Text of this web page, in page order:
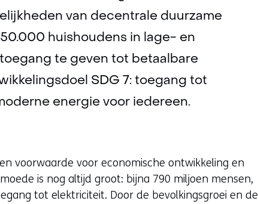
van decentrale duurzame
huishoudens in lage- en
te geven tot betaalbare
SDG 7: toegang tot
energie voor iedereen.
voorwaarde voor economische ontwikkeling en
is nog altijd groot: bijna 790 miljoen mensen,
tot elektriciteit. Door de bevolkingsgroei en de